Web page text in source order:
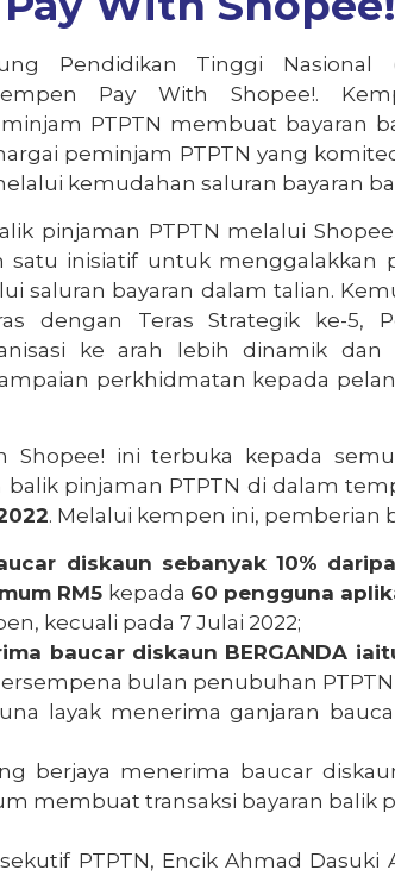
Pendidikan Tinggi Nasional
Pay With Shopee!.
PTPTN membuat bayaran
peminjam PTPTN yang
kemudahan saluran bayaran
pinjaman PTPTN melalui
satu inisiatif untuk menggalakkan
saluran bayaran dalam talian.
dengan Teras Strategik ke-5,
ke arah lebih dinamik
perkhidmatan kepada
Shopee! ini terbuka kepada
balik pinjaman PTPTN di dalam
. Melalui kempen ini, pemberian
diskaun sebanyak 10%
RM5 kepada 60 pengguna
kecuali pada 7 Julai 2022;
baucar diskaun BERGANDA
bulan penubuhan PTPTN
layak menerima ganjaran
berjaya menerima baucar
membuat transaksi bayaran balik
PTPTN, Encik Ahmad Dasuki